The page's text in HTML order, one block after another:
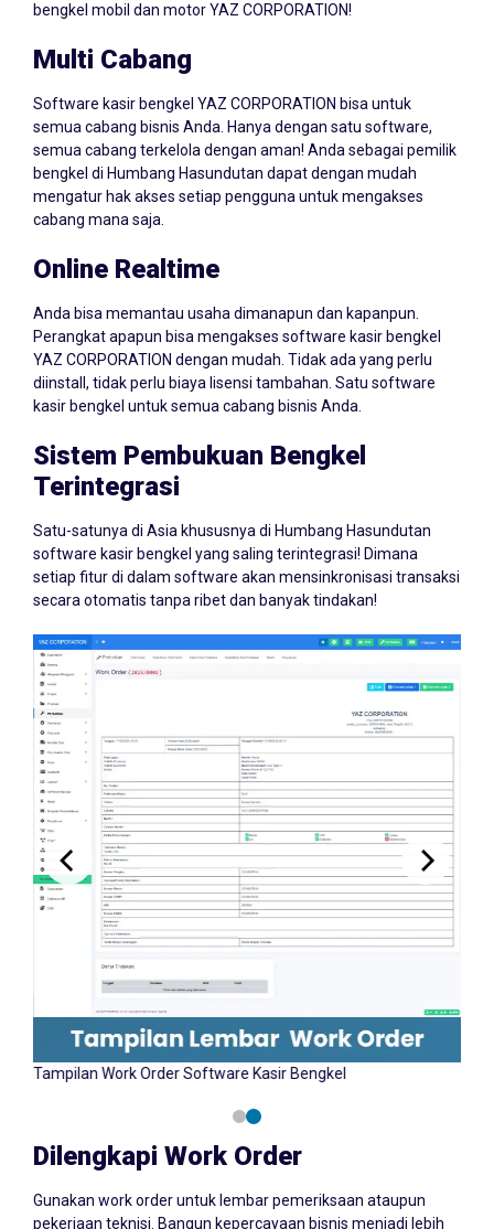
bengkel mobil dan motor YAZ CORPORATION!
Multi Cabang
Software kasir bengkel YAZ CORPORATION bisa untuk
semua cabang bisnis Anda. Hanya dengan satu software,
semua cabang terkelola dengan aman! Anda sebagai pemilik
bengkel di Humbang Hasundutan dapat dengan mudah
mengatur hak akses setiap pengguna untuk mengakses
cabang mana saja.
Online Realtime
Anda bisa memantau usaha dimanapun dan kapanpun.
Perangkat apapun bisa mengakses software kasir bengkel
YAZ CORPORATION dengan mudah. Tidak ada yang perlu
diinstall, tidak perlu biaya lisensi tambahan. Satu software
kasir bengkel untuk semua cabang bisnis Anda.
Sistem Pembukuan Bengkel
Terintegrasi
Satu-satunya di Asia khususnya di Humbang Hasundutan
software kasir bengkel yang saling terintegrasi! Dimana
setiap fitur di dalam software akan mensinkronisasi transaksi
secara otomatis tanpa ribet dan banyak tindakan!
Tampilan Input Work Order Software Kasir Bengkel
Dilengkapi Work Order
Gunakan work order untuk lembar pemeriksaan ataupun